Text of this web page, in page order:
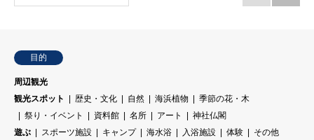
目的
周辺観光
観光スポット
歴史・文化 自然 海浜植物
季節の花・木
祭り・イベント
資料館 名所 アート
神社仏閣
遊ぶ
スポーツ施設 キャンプ 海水浴 入浴施設 体験
その他